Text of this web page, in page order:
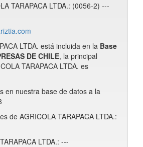
TARAPACA LTDA.: (0056-2) ---
LTDA. está incluida en la Base
DE CHILE, la principal
TARAPACA LTDA. es
en nuestra base de datos a la
de AGRICOLA TARAPACA LTDA.:
LTDA.: ---